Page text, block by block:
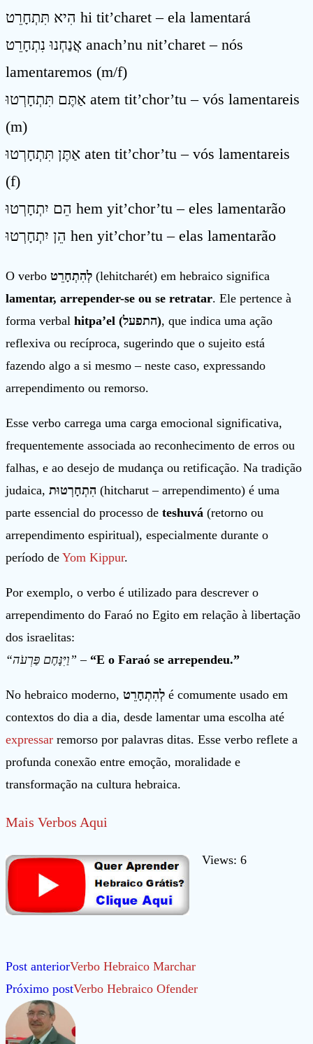
הִיא תִּתְחָרֵט hi tit’charet – ela lamentará
אֲנַחְנוּ נִתְחָרֵט anach’nu nit’charet – nós
lamentaremos (m/f)
אַתֶּם תִּתְחָרְטוּ atem tit’chor’tu – vós lamentareis
(m)
אַתֶּן תִּתְחָרְטוּ aten tit’chor’tu – vós lamentareis
(f)
הֵם יִתְחָרְטוּ hem yit’chor’tu – eles lamentarão
הֵן יִתְחָרְטוּ hen yit’chor’tu – elas lamentarão
O verbo לְהִתְחָרֵט (lehitcharét) em hebraico significa
lamentar, arrepender-se ou se retratar. Ele pertence à
forma verbal
hitpa’el (התפעל), que indica uma ação
reflexiva ou recíproca, sugerindo que o sujeito está
fazendo algo a si mesmo – neste caso, expressando
arrependimento ou remorso.
Esse verbo carrega uma carga emocional significativa,
frequentemente associada ao reconhecimento de erros ou
falhas, e ao desejo de mudança ou retificação. Na tradição
judaica, הִתְחָרְטוּת (hitcharut – arrependimento) é uma
parte essencial do processo de teshuvá (retorno ou
arrependimento espiritual), especialmente durante o
período de Yom Kippur.
Por exemplo, o verbo é utilizado para descrever o
arrependimento do Faraó no Egito em relação à libertação
dos israelitas:
“וַיִּנָּחֶם פַּרְעֹה” – “E o Faraó se arrependeu.”
No hebraico moderno, לְהִתְחָרֵט é comumente usado em
contextos do dia a dia, desde lamentar uma escolha até
expressar remorso por palavras ditas. Esse verbo reflete a
profunda conexão entre emoção, moralidade e
transformação na cultura hebraica.
Mais Verbos Aqui
Views: 6
Leia
mais
artigos
Post anteriorVerbo Hebraico Marchar
Próximo postVerbo Hebraico Ofender